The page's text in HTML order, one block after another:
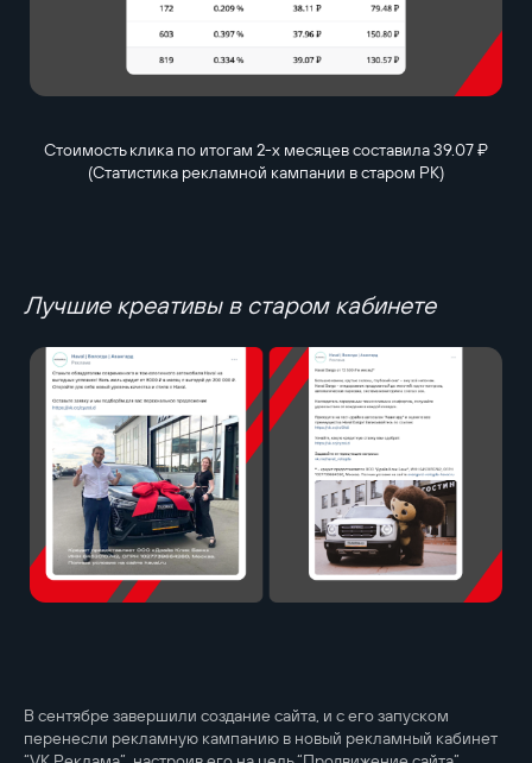
Стоимость клика по итогам 2-х месяцев составила 39.07 ₽
(Статистика рекламной кампании в старом РК)
Лучшие креативы в старом кабинете
В сентябре завершили создание сайта, и с его запуском
перенесли рекламную кампанию в новый рекламный кабинет